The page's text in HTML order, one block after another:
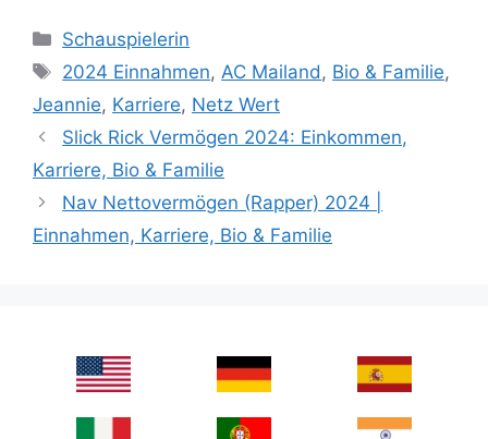
Categories
Schauspielerin
Tags
2024 Einnahmen,AC Mailand, Bio & Familie,
Jeannie, Karriere, Netz Wert
Slick Rick Vermögen 2024: Einkommen,
Karriere, Bio & Familie
Nav Nettovermögen (Rapper) 2024 |
Einnahmen, Karriere, Bio & Familie